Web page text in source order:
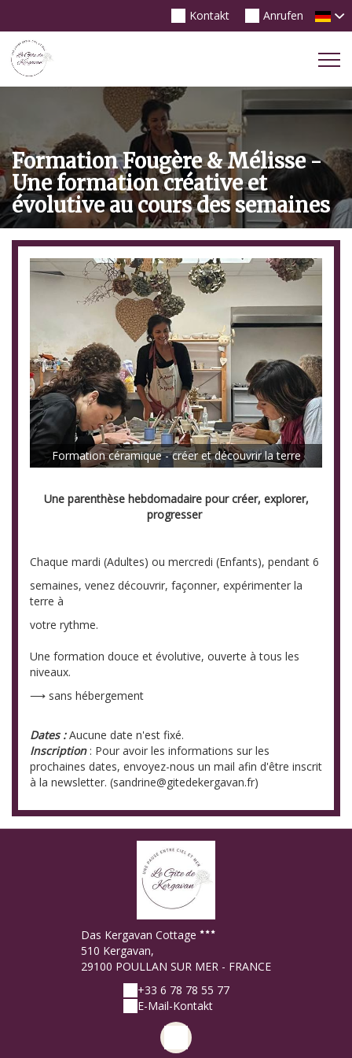
Anrufen
Kontakt
Formation Fougère & Mélisse -
Une formation créative et
évolutive au cours des semaines
Formation céramique - créer et découvrir la terre
Une parenthèse hebdomadaire pour créer, explorer,
progresser
Chaque mardi (Adultes) ou mercredi (Enfants), pendant 6
semaines, venez découvrir, façonner, expérimenter la
terre à
votre rythme.
Une formation douce et évolutive, ouverte à tous les
niveaux.
⟶ sans hébergement
Dates :Aucune date n'est fixé.
Inscription: Pour avoir les informations sur les
prochaines dates, envoyez-nous un mail afin d'être inscrit
à la newsletter. (sandrine@gitedekergavan.fr)
Das Kergavan Cottage
510 Kergavan,
29100 POULLAN SUR MER - FRANCE
+33 6 78 78 55 77
E-Mail-Kontakt